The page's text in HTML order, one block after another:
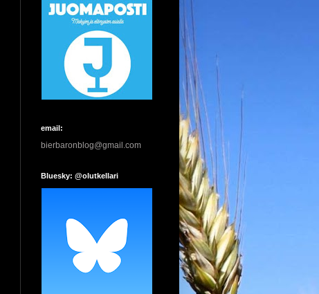
email:
bierbaronblog@gmail.com
Bluesky: @olutkellari